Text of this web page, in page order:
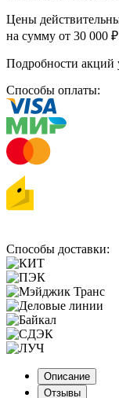
Цены
на сумму от 30 000
Подробности акций
Способы оплаты:
Способы доставки:
Описание
Отзывы